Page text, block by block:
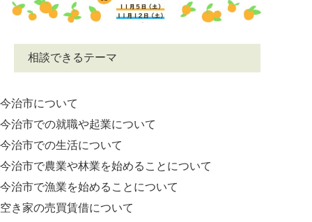
相談できるテーマ
今治市について
今治市での就職や起業について
今治市での生活について
今治市で農業や林業を始めることについて
今治市で漁業を始めることについて
空き家の売買賃借について